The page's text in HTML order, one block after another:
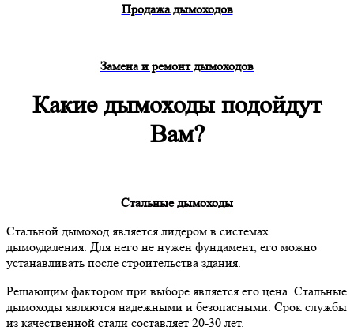
Продажа дымоходов
Замена и ремонт дымоходов
Какие дымоходы подойдут
Вам?
Стальные дымоходы
Стальной дымоход является лидером в системах
дымоудаления. Для него не нужен фундамент, его можно
устанавливать после строительства здания.
Решающим фактором при выборе является его цена. Стальные
дымоходы являются надежными и безопасными. Срок службы
из качественной стали составляет 20-30 лет.